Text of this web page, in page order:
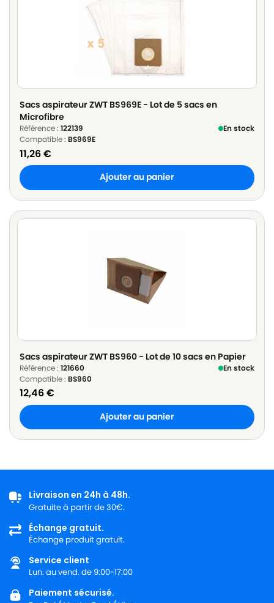
Sacs aspirateur ZWT BS969E - Lot de 5 sacs en
Microfibre
Référence : 122139
En stock
Compatible : BS969E
11,26€
Ajouter au panier
Sacs aspirateur ZWT BS960 - Lot de 10 sacs en Papier
Référence : 121660
En stock
Compatible : BS960
12,46€
Ajouter au panier
Livraison en 24h à 48h.
Gratuite à partir de 30€.
Échange gratuit.
Échange produit gratuit.
Service client
Lun. au vend. de 9:00-17:00
Paiement sécurisé.